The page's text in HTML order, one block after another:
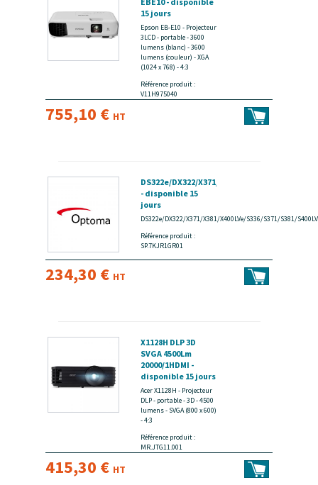
15 jours
Epson EB-E10 - Projecteur
3LCD - portable - 3600
lumens (blanc) - 3600
lumens (couleur) - XGA
(1024 x 768) - 4:3
Référence produit :
V11H975040
755,10 € HT
DS322e/DX322/X371/X381
- disponible 15
jours
DS322e/DX322/X371/X381/X400LVe/S336/S371/S381/
Référence produit :
SP.7KJR1GR01
234,30 € HT
X1128H DLP 3D
SVGA 4500Lm
20000/1HDMI -
disponible 15 jours
Acer X1128H - Projecteur
DLP - portable - 3D - 4500
lumens - SVGA (800 x 600)
- 4:3
Référence produit :
MR.JTG11.001
415,30 € HT